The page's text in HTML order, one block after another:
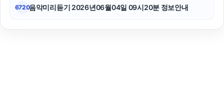
6720음악미리듣기 2026년06월04일 09시20분 정보안내